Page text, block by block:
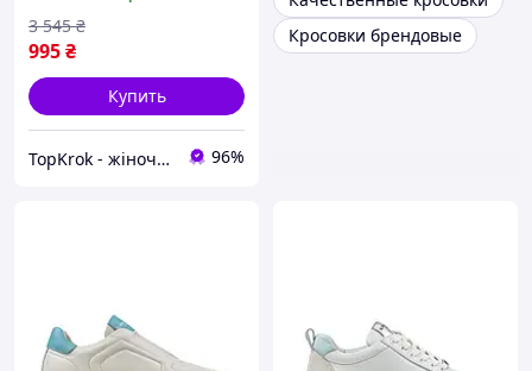
массивной платформе
995₴
3 545 ₴
Купить
TopKrok - жіноче та чоловіче взуття, жіночі сумки та верхній одяг 96%
Кросовки брендовые